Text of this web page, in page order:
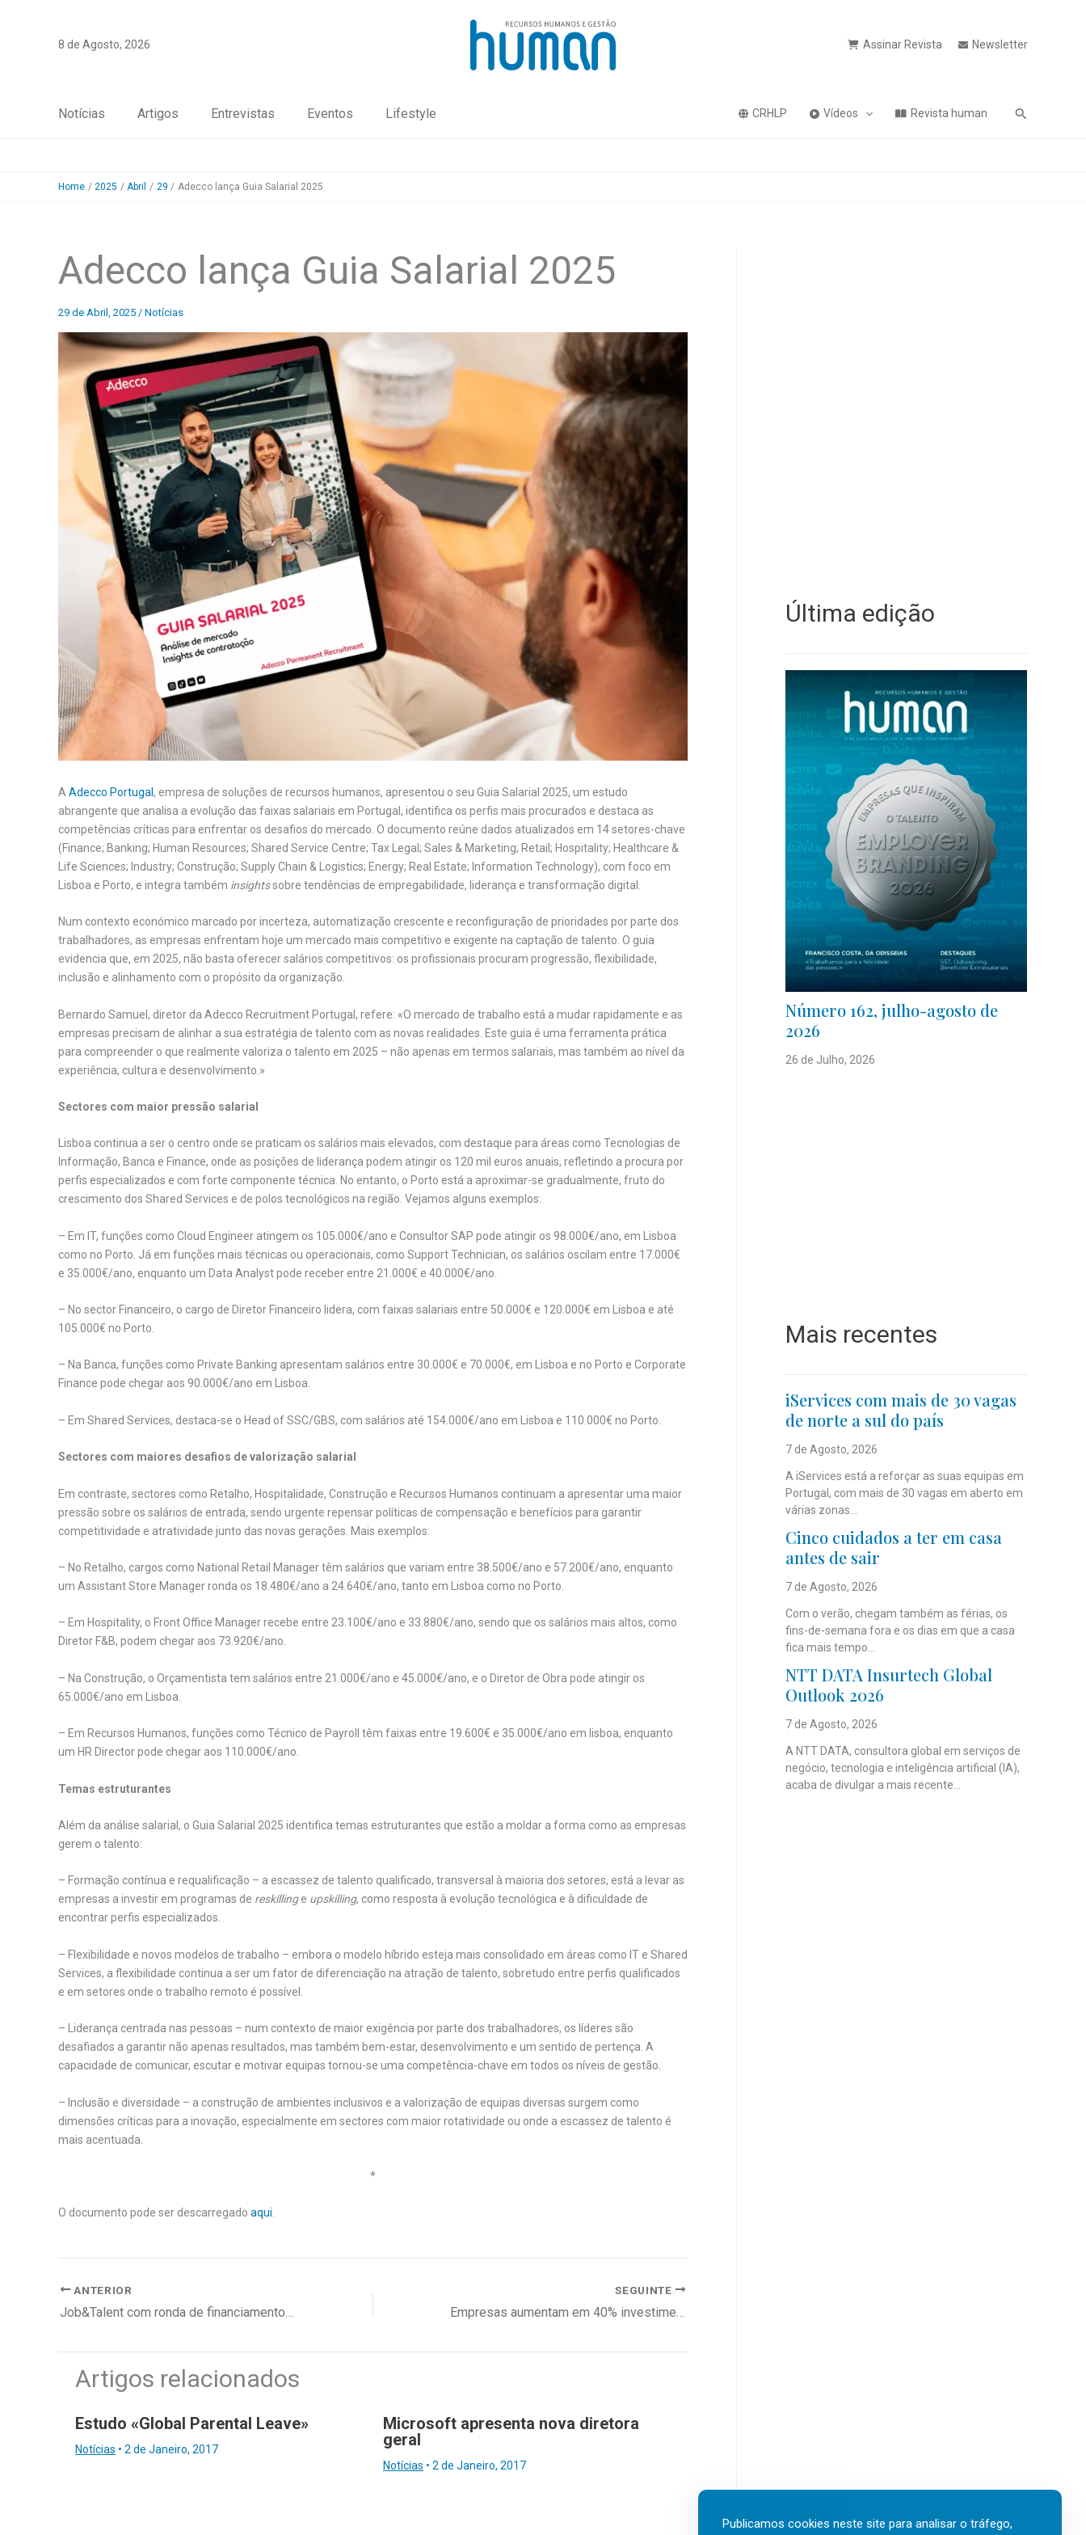
8 de Agosto, 2026 Assinar Revista Newsletter
Notícias Artigos Entrevistas Eventos Lifestyle CRHLP Vídeos Revista human Pesquisa
Home 2025 Abril 29 Adecco lança Guia Salarial 2025
Adecco lança Guia Salarial 2025
29 de Abril, 2025 / Notícias
A Adecco Portugal , empresa de soluções de recursos humanos, apresentou o seu Guia Salarial 2025, um estudo
abrangente que analisa a evolução das faixas salariais em Portugal, identifica os perfis mais procurados e destaca as
competências críticas para enfrentar os desafios do mercado. O documento reúne dados atualizados em 14 setores-chave
(Finance; Banking; Human Resources; Shared Service Centre; Tax Legal; Sales & Marketing; Retail; Hospitality; Healthcare &
Life Sciences; Industry; Construção; Supply Chain & Logistics; Energy; Real Estate; Information Technology), com foco em
Lisboa e Porto, e integra também insightssobre tendências de empregabilidade, liderança e transformação digital.
Num contexto económico marcado por incerteza, automatização crescente e reconfiguração de prioridades por parte dos
trabalhadores, as empresas enfrentam hoje um mercado mais competitivo e exigente na captação de talento. O guia
evidencia que, em 2025, não basta oferecer salários competitivos: os profissionais procuram progressão, flexibilidade,
inclusão e alinhamento com o propósito da organização.
Bernardo Samuel, diretor da Adecco Recruitment Portugal, refere: «O mercado de trabalho está a mudar rapidamente e as
empresas precisam de alinhar a sua estratégia de talento com as novas realidades. Este guia é uma ferramenta prática
para compreender o que realmente valoriza o talento em 2025 – não apenas em termos salariais, mas também ao nível da
experiência, cultura e desenvolvimento.»
Sectores com maior pressão salarial
Lisboa continua a ser o centro onde se praticam os salários mais elevados, com destaque para áreas como Tecnologias de
Informação, Banca e Finance, onde as posições de liderança podem atingir os 120 mil euros anuais, refletindo a procura por
perfis especializados e com forte componente técnica. No entanto, o Porto está a aproximar-se gradualmente, fruto do
crescimento dos Shared Services e de polos tecnológicos na região. Vejamos alguns exemplos:
– Em IT, funções como Cloud Engineer atingem os 105.000€/ano e Consultor SAP pode atingir os 98.000€/ano, em Lisboa
como no Porto. Já em funções mais técnicas ou operacionais, como Support Technician, os salários oscilam entre 17.000€
e 35.000€/ano, enquanto um Data Analyst pode receber entre 21.000€ e 40.000€/ano.
– No sector Financeiro, o cargo de Diretor Financeiro lidera, com faixas salariais entre 50.000€ e 120.000€ em Lisboa e até
105.000€ no Porto.
– Na Banca, funções como Private Banking apresentam salários entre 30.000€ e 70.000€, em Lisboa e no Porto e Corporate
Finance pode chegar aos 90.000€/ano em Lisboa.
– Em Shared Services, destaca-se o Head of SSC/GBS, com salários até 154.000€/ano em Lisboa e 110.000€ no Porto.
Sectores com maiores desafios de valorização salarial
Em contraste, sectores como Retalho, Hospitalidade, Construção e Recursos Humanos continuam a apresentar uma maior
pressão sobre os salários de entrada, sendo urgente repensar políticas de compensação e benefícios para garantir
competitividade e atratividade junto das novas gerações. Mais exemplos:
– No Retalho, cargos como National Retail Manager têm salários que variam entre 38.500€/ano e 57.200€/ano, enquanto
um Assistant Store Manager ronda os 18.480€/ano a 24.640€/ano, tanto em Lisboa como no Porto.
– Em Hospitality, o Front Office Manager recebe entre 23.100€/ano e 33.880€/ano, sendo que os salários mais altos, como
Diretor F&B, podem chegar aos 73.920€/ano.
– Na Construção, o Orçamentista tem salários entre 21.000€/ano e 45.000€/ano, e o Diretor de Obra pode atingir os
65.000€/ano em Lisboa.
– Em Recursos Humanos, funções como Técnico de Payroll têm faixas entre 19.600€ e 35.000€/ano em lisboa, enquanto
um HR Director pode chegar aos 110.000€/ano.
Temas estruturantes
Além da análise salarial, o Guia Salarial 2025 identifica temas estruturantes que estão a moldar a forma como as empresas
gerem o talento:
– Formação contínua e requalificação – a escassez de talento qualificado, transversal à maioria dos setores, está a levar as
empresas a investir em programas de reskillinge upskilling, como resposta à evolução tecnológica e à dificuldade de
encontrar perfis especializados.
– Flexibilidade e novos modelos de trabalho – embora o modelo híbrido esteja mais consolidado em áreas como IT e Shared
Services, a flexibilidade continua a ser um fator de diferenciação na atração de talento, sobretudo entre perfis qualificados
e em setores onde o trabalho remoto é possível.
– Liderança centrada nas pessoas – num contexto de maior exigência por parte dos trabalhadores, os líderes são
desafiados a garantir não apenas resultados, mas também bem-estar, desenvolvimento e um sentido de pertença. A
capacidade de comunicar, escutar e motivar equipas tornou-se uma competência-chave em todos os níveis de gestão.
– Inclusão e diversidade – a construção de ambientes inclusivos e a valorização de equipas diversas surgem como
dimensões críticas para a inovação, especialmente em sectores com maior rotatividade ou onde a escassez de talento é
mais acentuada.
*
O documento pode ser descarregado aqui.
ANTERIOR
Job&Talent com ronda de financiamento de 92 milhões de euros
SEGUINTE
Empresas aumentam em 40% investimento em cibersegurança
Artigos relacionados
Estudo «Global Parental Leave»
Notícias • 2 de Janeiro, 2017
Microsoft apresenta nova diretora
geral
Notícias • 2 de Janeiro, 2017
Última edição
Número 162, julho-agosto de
2026
26 de Julho, 2026
Mais recentes
iServices com mais de 30 vagas
de norte a sul do país
7 de Agosto, 2026
A iServices está a reforçar as suas equipas em
Portugal, com mais de 30 vagas em aberto em
várias zonas...
Cinco cuidados a ter em casa
antes de sair
7 de Agosto, 2026
Com o verão, chegam também as férias, os
fins-de-semana fora e os dias em que a casa
fica mais tempo...
NTT DATA Insurtech Global
Outlook 2026
7 de Agosto, 2026
A NTT DATA, consultora global em serviços de
negócio, tecnologia e inteligência artificial (IA),
acaba de divulgar a mais recente...
Publicamos cookies neste site para analisar o tráfego,